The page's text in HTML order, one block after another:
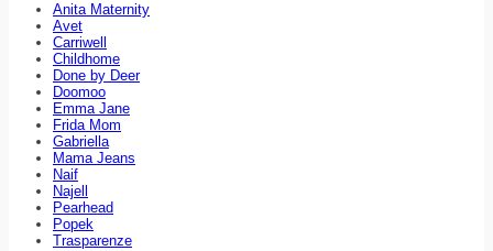
Anita Maternity
Avet
Carriwell
Childhome
Done by Deer
Doomoo
Emma Jane
Frida Mom
Gabriella
Mama Jeans
Naif
Najell
Pearhead
Popek
Trasparenze